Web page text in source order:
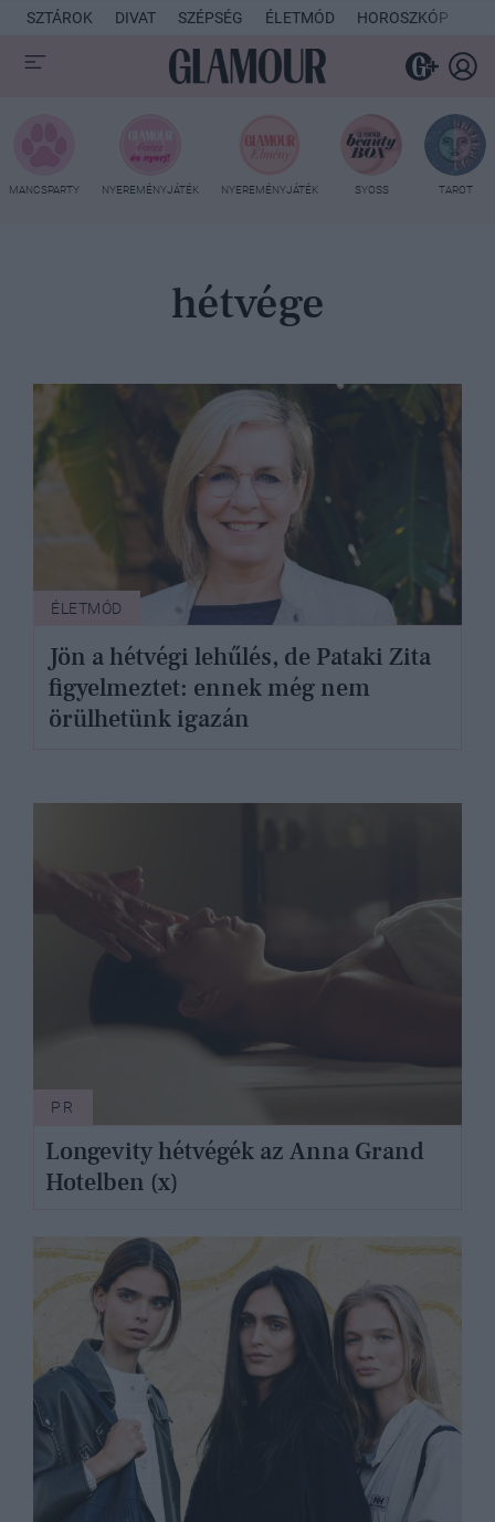
SZTÁROK DIVAT SZÉPSÉG ÉLETMÓD HOROSZKÓP
MANCSPARTY NYEREMÉNYJÁTÉK NYEREMÉNYJÁTÉK SYOSS TAROT
hétvége
ÉLETMÓD
Jön a hétvégi lehűlés, de Pataki Zita
figyelmeztet: ennek még nem
örülhetünk igazán
PR
Longevity hétvégék az Anna Grand
Hotelben (x)